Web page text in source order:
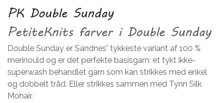
PK Double Sunday
PetiteKnits farver i Double Sunday
Double Sunday er Sandnes' tykkeste variant af 100 %
merinould og er det perfekte basisgarn: et tykt ikke-
superwash behandlet garn som kan strikkes med enkel
og dobbelt tråd. Eller strikkes sammen med Tynn Silk
Mohair.